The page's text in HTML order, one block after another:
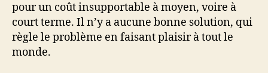
pour un coût insupportable à moyen, voire à
court terme. Il n’y a aucune bonne solution, qui
règle le problème en faisant plaisir à tout le
monde.